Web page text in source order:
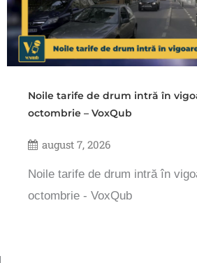
Noile tarife de drum intră în
octombrie – VoxQub
august 7, 2026
Noile tarife de drum intră în
octombrie - VoxQub